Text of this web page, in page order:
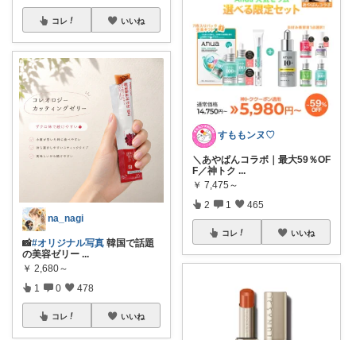
コレ いいね
na_nagi
📸#オリジナル写真 韓国で話題
の美容ゼリー ...
￥ 2,680～
1 0 478
コレ いいね
すももンヌ♡
＼あやぱんコラボ｜最大59％OF
F／神トク ...
￥ 7,475～
2 1 465
コレ いいね